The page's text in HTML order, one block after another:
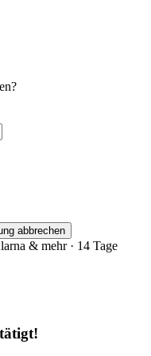
abbrechen
& mehr · 14 Tage